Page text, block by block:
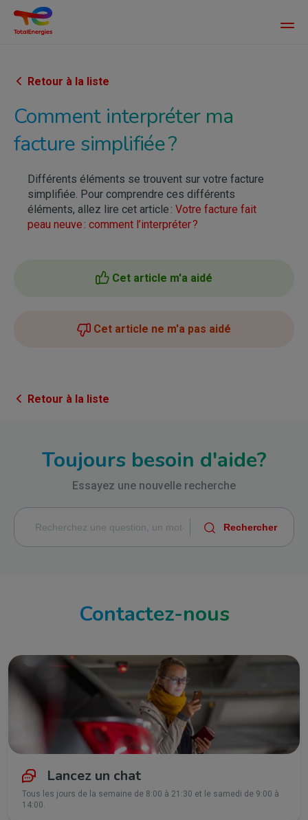
contenu
Main
Retour à la liste
Comment interpréter ma
facture simplifiée ?
Différents éléments se trouvent sur votre facture
simplifiée. Pour comprendre ces différents
éléments, allez lire cet article : Votre facture fait
peau neuve : comment l’interpréter ?
Cet article m'a aidé
Cet article ne m'a pas aidé
Retour à la liste
Toujours besoin d'aide?
Essayez une nouvelle recherche
Contactez-nous
Lancez un chat
Tous les jours de la semaine de 8:00 à 21:30 et le samedi de 9:00 à
14:00.